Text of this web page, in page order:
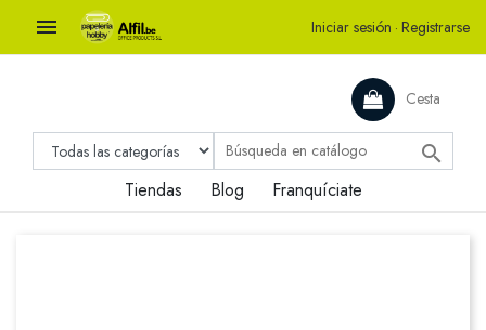
 Iniciar sesión · Registrarse
Cesta

Tiendas Blog Franquíciate